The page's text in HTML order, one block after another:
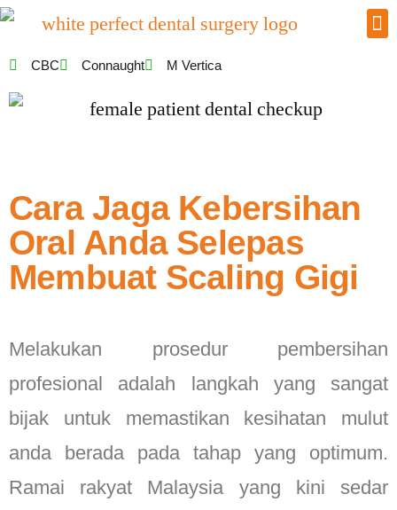
CBC Connaught M Vertica
Cara Jaga Kebersihan
Oral Anda Selepas
Membuat Scaling Gigi
Melakukan prosedur pembersihan
profesional adalah langkah yang sangat
bijak untuk memastikan kesihatan mulut
anda berada pada tahap yang optimum.
Ramai rakyat Malaysia yang kini sedar